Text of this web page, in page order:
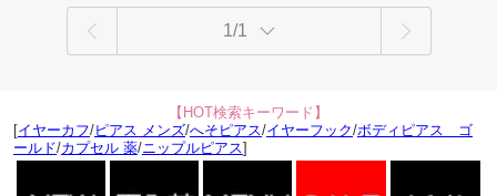
1/1
【HOT検索キーワード】
[イヤーカフ/ピアス メンズ/へそピアス/イヤーフック/ボディピアス ゴ
ールド/カプセル 薬/ニップルピアス]